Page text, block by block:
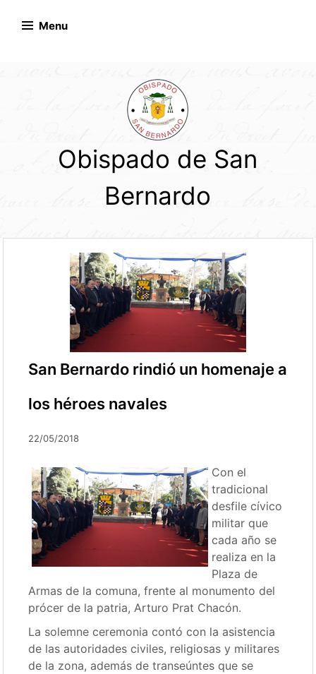
Menu
Obispado de San
Bernardo
San Bernardo rindió un homenaje a
los héroes navales
22/05/2018
Con el
tradicional
desfile cívico
militar que
cada año se
realiza en la
Plaza de
Armas de la comuna, frente al monumento del
prócer de la patria, Arturo Prat Chacón.
La solemne ceremonia contó con la asistencia
de las autoridades civiles, religiosas y militares
de la zona, además de transeúntes que se